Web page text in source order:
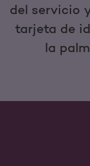
del servicio
tarjeta de
la